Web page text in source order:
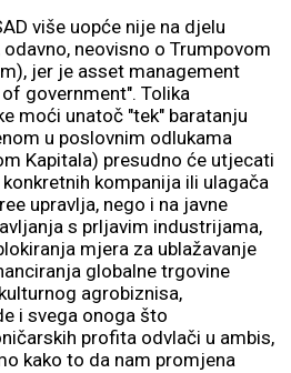
više uopće nije na djelu
odavno, neovisno o Trumpovom
jer je asset management
government". Tolika
moći unatoč "tek" baratanju
u poslovnim odlukama
Kapitala) presudno će utjecati
kompanija ili ulagača
upravlja, nego i na javne
s prljavim industrijama,
mjera za ublažavanje
globalne trgovine
agrobiznisa,
i svega onoga što
profita odvlači u ambis,
kako to da nam promjena